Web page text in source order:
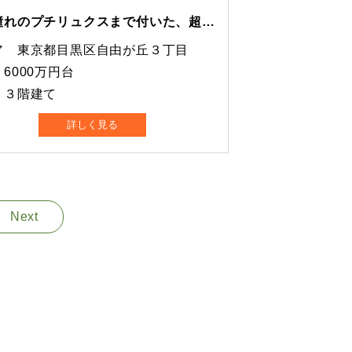
奥様憧れのプチリュクスまで付いた、超贅沢仕様な間取り！
東京都目黒区自由が丘３丁目
万円台
階建て
詳しく見る
Next